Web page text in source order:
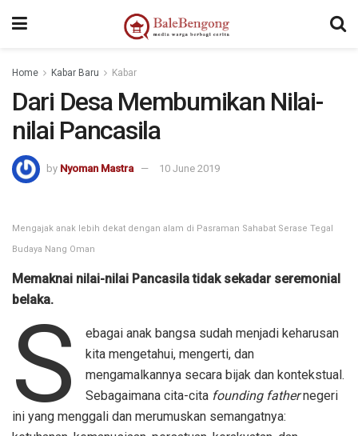
Home Kabar Baru Kabar
Dari Desa Membumikan Nilai-
nilai Pancasila
by Nyoman Mastra 10 June 2019
Mengajak anak lebih dekat dengan alam di Pasraman Sahabat Serase Tegal
Budaya Nang Oman
Memaknai nilai-nilai Pancasila tidak sekadar seremonial
belaka.
S
ebagai anak bangsa sudah menjadi keharusan
kita mengetahui, mengerti, dan
mengamalkannya secara bijak dan kontekstual.
Sebagaimana cita-cita founding fathernegeri
ini yang menggali dan merumuskan semangatnya: